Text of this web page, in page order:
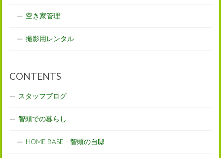
空き家管理
撮影用レンタル
CONTENTS
スタッフブログ
智頭での暮らし
HOME BASE – 智頭の自邸